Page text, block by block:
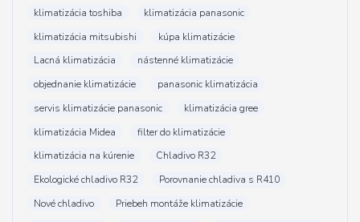
klimatizácia toshiba
klimatizácia panasonic
klimatizácia mitsubishi
kúpa klimatizácie
Lacná klimatizácia
nástenné klimatizácie
objednanie klimatizácie
panasonic klimatizácia
servis klimatizácie panasonic
klimatizácia gree
klimatizácia Midea
filter do klimatizácie
klimatizácia na kúrenie
Chladivo R32
Ekologické chladivo R32
Porovnanie chladiva s R410
Nové chladivo
Priebeh montáže klimatizácie